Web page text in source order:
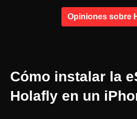
Opiniones sobre
Cómo instalar la
Holafly en un